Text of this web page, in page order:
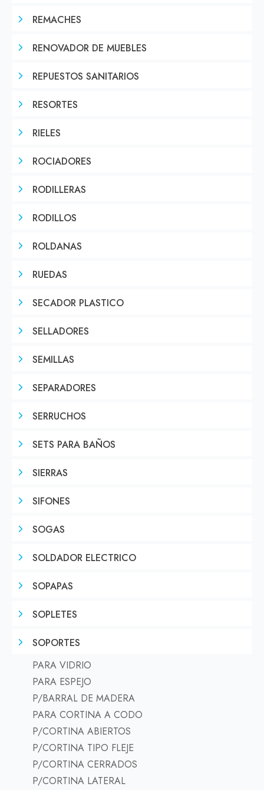
REMACHES
RENOVADOR DE MUEBLES
REPUESTOS SANITARIOS
RESORTES
RIELES
ROCIADORES
RODILLERAS
RODILLOS
ROLDANAS
RUEDAS
SECADOR PLASTICO
SELLADORES
SEMILLAS
SEPARADORES
SERRUCHOS
SETS PARA BAÑOS
SIERRAS
SIFONES
SOGAS
SOLDADOR ELECTRICO
SOPAPAS
SOPLETES
SOPORTES
PARA VIDRIO
PARA ESPEJO
P/BARRAL DE MADERA
PARA CORTINA A CODO
P/CORTINA ABIERTOS
P/CORTINA TIPO FLEJE
P/CORTINA CERRADOS
P/CORTINA LATERAL